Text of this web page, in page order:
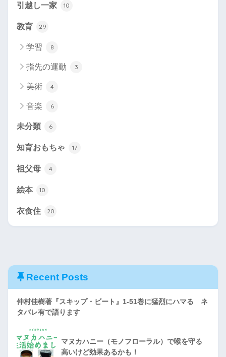
引越し一家 10
教育 29
学習 8
指先の運動 3
美術 4
音楽 6
未分類 6
知育おもちゃ 17
祖父母 4
絵本 10
衣食住 20
Recent Posts
仲村佳樹著『スキップ・ビート』1-51巻に猛烈にハマる ネ
タバレ有で語ります
マヌカハニー（モノフローラル）で喉を守る
高いけど効果あるかも！